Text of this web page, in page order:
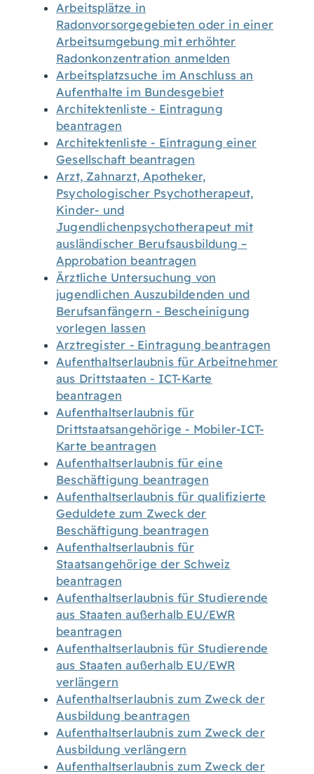
Arbeitsplätze in
Radonvorsorgegebieten oder in einer
Arbeitsumgebung mit erhöhter
Radonkonzentration anmelden
Arbeitsplatzsuche im Anschluss an
Aufenthalte im Bundesgebiet
Architektenliste - Eintragung
beantragen
Architektenliste - Eintragung einer
Gesellschaft beantragen
Arzt, Zahnarzt, Apotheker,
Psychologischer Psychotherapeut,
Kinder- und
Jugendlichenpsychotherapeut mit
ausländischer Berufsausbildung –
Approbation beantragen
Ärztliche Untersuchung von
jugendlichen Auszubildenden und
Berufsanfängern - Bescheinigung
vorlegen lassen
Arztregister - Eintragung beantragen
Aufenthaltserlaubnis für Arbeitnehmer
aus Drittstaaten - ICT-Karte
beantragen
Aufenthaltserlaubnis für
Drittstaatsangehörige - Mobiler-ICT-
Karte beantragen
Aufenthaltserlaubnis für eine
Beschäftigung beantragen
Aufenthaltserlaubnis für qualifizierte
Geduldete zum Zweck der
Beschäftigung beantragen
Aufenthaltserlaubnis für
Staatsangehörige der Schweiz
beantragen
Aufenthaltserlaubnis für Studierende
aus Staaten außerhalb EU/EWR
beantragen
Aufenthaltserlaubnis für Studierende
aus Staaten außerhalb EU/EWR
verlängern
Aufenthaltserlaubnis zum Zweck der
Ausbildung beantragen
Aufenthaltserlaubnis zum Zweck der
Ausbildung verlängern
Aufenthaltserlaubnis zum Zweck der